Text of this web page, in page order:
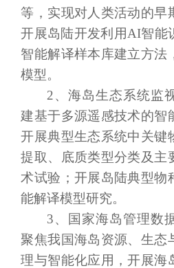
等，实现对人类活动的早
开展岛陆开发利用AI智能
智能解译样本库建立方法
模型。
2、海岛生态系统监
建基于多源遥感技术的智
开展典型生态系统中关键
提取、底质类型分类及主
术试验 ； 开展岛陆典型物
能解译模型研究。
3、国家海岛管理数
聚焦我国海岛资源、生态
理与智能化应用，开展海